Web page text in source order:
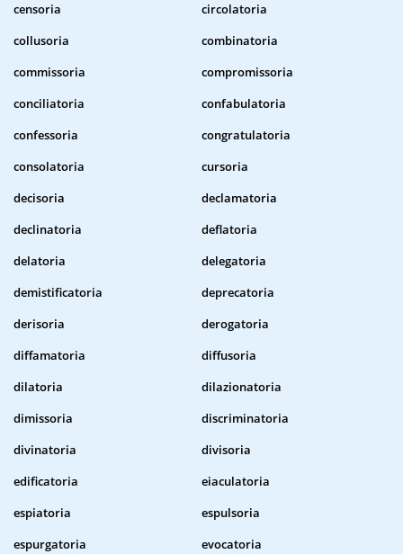
censoria
circolatoria
collusoria
combinatoria
commissoria
compromissoria
conciliatoria
confabulatoria
confessoria
congratulatoria
consolatoria
cursoria
decisoria
declamatoria
declinatoria
deflatoria
delatoria
delegatoria
demistificatoria
deprecatoria
derisoria
derogatoria
diffamatoria
diffusoria
dilatoria
dilazionatoria
dimissoria
discriminatoria
divinatoria
divisoria
edificatoria
eiaculatoria
espiatoria
espulsoria
espurgatoria
evocatoria